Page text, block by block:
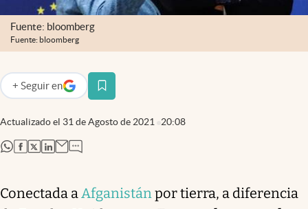
Argentina
Fuente: bloomberg
Fuente: bloomberg
Actualizado el 31 de Agosto de 2021 20:08
+ Seguir en
abre en nueva pestaña
abre en nueva pestaña
abre en nueva pestaña
abre en nueva pestaña
abre en nueva pestaña
Conectada aAfganistánpor tierra, a diferencia